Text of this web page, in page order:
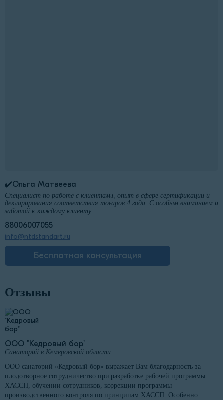
✔️Ольга Матвеева
Специалист по работе с клиентами, опыт в сфере сертификации и
декларирования соответствия товаров 4 года. С особым вниманием и
заботой к каждому клиенту.
88006007055
info@ntdstandart.ru
Бесплатная консультация
Отзывы
ООО "Кедровый бор"
Санаторий в Кемеровской области
ООО санаторий «Кедровый бор» выражает Вам благодарность за
плодотворное сотрудничество при разработке рабочей программы
ХАССП, обучении сотрудников, коррекции программы
производственного контроля по принципам ХАССП. Особенно